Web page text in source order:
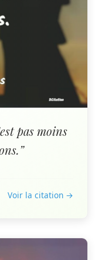
pas moins
Voir la citation →